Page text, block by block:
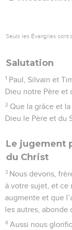
Seuls les Évangiles sont
Salutation
1 Paul, Silvain et
Dieu notre Père et
2 Que la grâce et
Dieu le Père et du
Le jugement
du Christ
3 Nous devons,
à votre sujet, et ce
augmente et que
les autres, abonde
4 Aussi nous